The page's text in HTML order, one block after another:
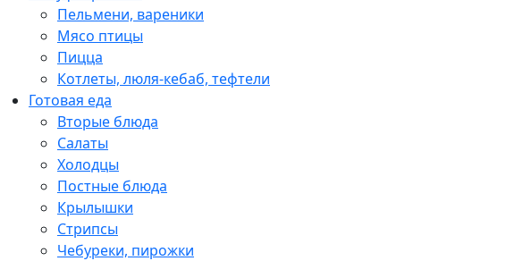
Пельмени, вареники
Мясо птицы
Пицца
Котлеты, люля-кебаб, тефтели
Готовая еда
Вторые блюда
Салаты
Холодцы
Постные блюда
Крылышки
Стрипсы
Чебуреки, пирожки